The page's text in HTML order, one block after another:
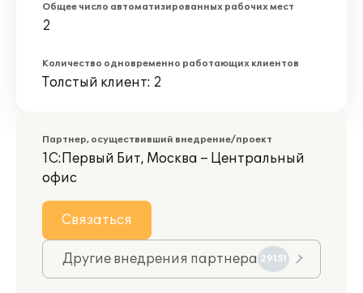
Общее число автоматизированных рабочих мест
2
Количество одновременно работающих клиентов
Толстый клиент: 2
Партнер, осуществивший внедрение/проект
1С:Первый Бит, Москва – Центральный
офис
Связаться
Другие внедрения партнера 29151